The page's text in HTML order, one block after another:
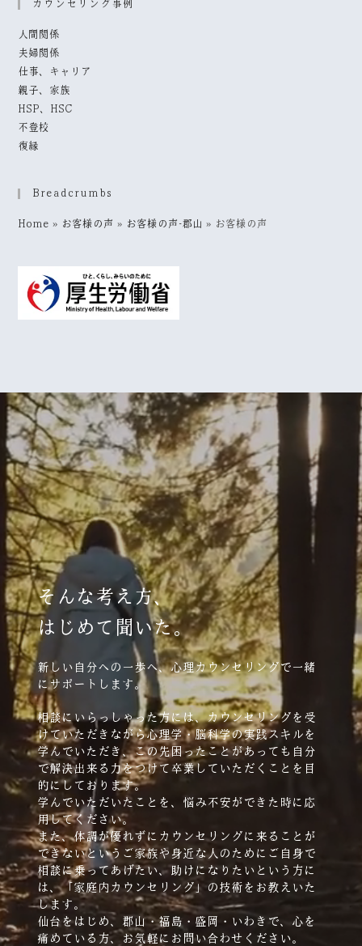
カウンセリング事例
人間関係
夫婦関係
仕事、キャリア
親子、家族
HSP、HSC
不登校
復縁
Breadcrumbs
Home » お客様の声 » お客様の声-郡山 » お客様の声
そんな考え方、
はじめて聞いた。
新しい自分への一歩へ、心理カウンセリングで一緒
にサポートします。
相談にいらっしゃった方には、カウンセリングを受
けていただきながら心理学・脳科学の実践スキルを
学んでいただき、この先困ったことがあっても自分
で解決出来る力をつけて卒業していただくことを目
的にしております。
学んでいただいたことを、悩み不安ができた時に応
用してください。
また、体調が優れずにカウンセリングに来ることが
できないというご家族や身近な人のためにご自身で
相談に乗ってあげたい、助けになりたいという方に
は、「家庭内カウンセリング」の技術をお教えいた
します。
仙台をはじめ、郡山・福島・盛岡・いわきで、心を
痛めている方、お気軽にお問い合わせください。